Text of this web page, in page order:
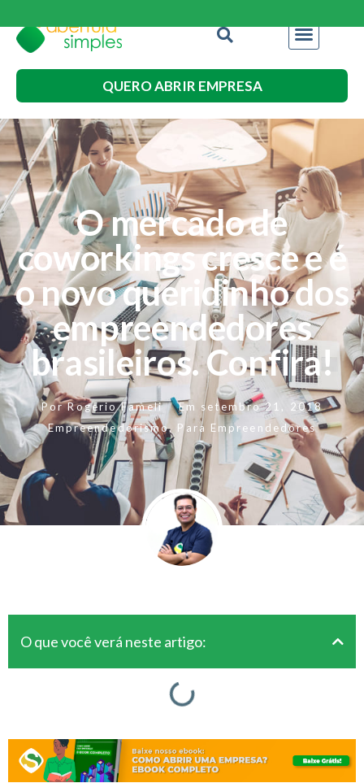
QUERO ABRIR EMPRESA
O mercado de
coworkings cresce e é
o novo queridinho dos
empreendedores
brasileiros. Confira!
PorRogerio Fameli Em setembro 21, 2018
Empreendedorismo, Para Empreendedores
O que você verá neste artigo: